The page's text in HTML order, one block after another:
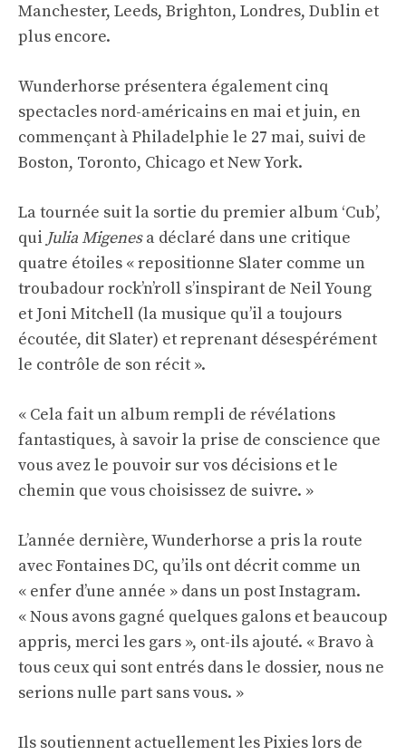
Manchester, Leeds, Brighton, Londres, Dublin et
plus encore.
Wunderhorse présentera également cinq
spectacles nord-américains en mai et juin, en
commençant à Philadelphie le 27 mai, suivi de
Boston, Toronto, Chicago et New York.
La tournée suit la sortie du premier album ‘Cub’,
qui Julia Migenesa déclaré dans une critique
quatre étoiles « repositionne Slater comme un
troubadour rock’n’roll s’inspirant de Neil Young
et Joni Mitchell (la musique qu’il a toujours
écoutée, dit Slater) et reprenant désespérément
le contrôle de son récit ».
« Cela fait un album rempli de révélations
fantastiques, à savoir la prise de conscience que
vous avez le pouvoir sur vos décisions et le
chemin que vous choisissez de suivre. »
L’année dernière, Wunderhorse a pris la route
avec Fontaines DC, qu’ils ont décrit comme un
« enfer d’une année » dans un post Instagram.
« Nous avons gagné quelques galons et beaucoup
appris, merci les gars », ont-ils ajouté. « Bravo à
tous ceux qui sont entrés dans le dossier, nous ne
serions nulle part sans vous. »
Ils soutiennent actuellement les Pixies lors de